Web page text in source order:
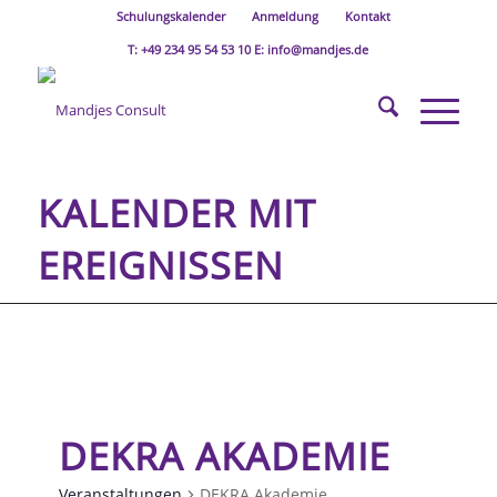
Schulungskalender Anmeldung
Kontakt
T: +49 234 95 54 53 10 E: info@mandjes.de
KALENDER MIT
EREIGNISSEN
DEKRA AKADEMIE